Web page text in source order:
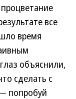
все
время
объяснили,
сделать с
попробуй